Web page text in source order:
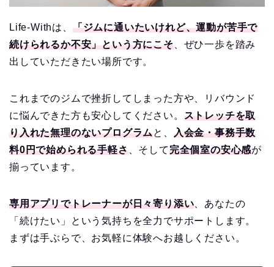
Life-Withは、 「ジムに通いたいけれど、運動が苦手で
続けられるか不安」という方にこそ、ぜひ一歩を踏み
出していただきたい場所です。
これまでのジムで挫折してしまった方や、リバウンド
に悩んできた方も安心してください。 ストレッチを取
り入れた無理のないプログラムと、 入会金・事務手数
料0円で始められる手軽さ、そして完全個室の安心感が
揃っています。
専用アプリでトレーナーが日々寄り添い 、あなたの
「続けたい」という気持ちを全力でサポートします。
まずは手ぶらで、お気軽に体験へお越しください。